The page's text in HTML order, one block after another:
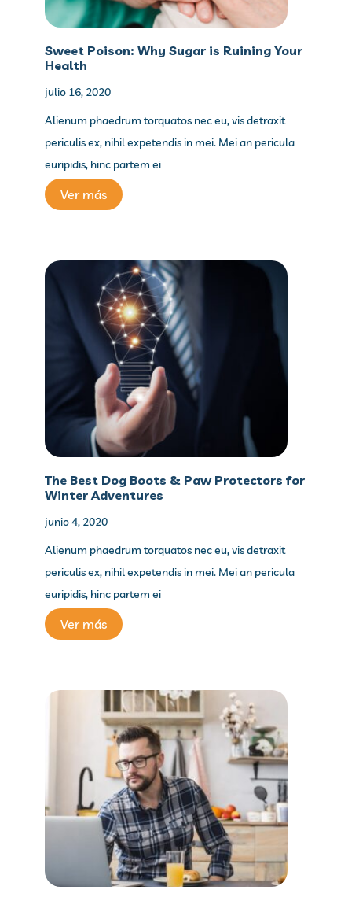
Sweet Poison: Why Sugar is Ruining Your
Health
julio 16, 2020
Alienum phaedrum torquatos nec eu, vis detraxit
periculis ex, nihil expetendis in mei. Mei an pericula
euripidis, hinc partem ei
Ver más
The Best Dog Boots & Paw Protectors for
Winter Adventures
junio 4, 2020
Alienum phaedrum torquatos nec eu, vis detraxit
periculis ex, nihil expetendis in mei. Mei an pericula
euripidis, hinc partem ei
Ver más